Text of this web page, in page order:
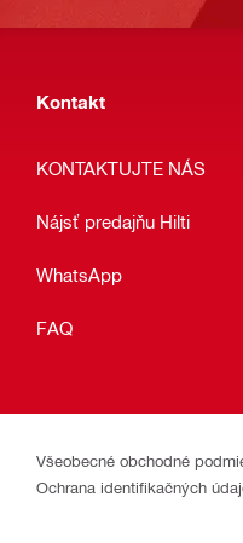
Kontakt
KONTAKTUJTE NÁS
Nájsť predajňu Hilti
WhatsApp
FAQ
Všeobecné obchodné
Ochrana identifikačných